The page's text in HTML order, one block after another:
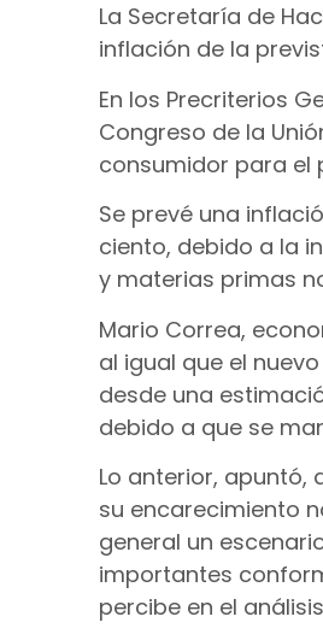
La Secretaría de
inflación de la
En los Precriterios
Congreso de la
consumidor para el
Se prevé una
ciento, debido a la
y materias primas
Mario Correa,
al igual que el
desde una
debido a que se
Lo anterior, apuntó,
su encarecimiento
general un
importantes
percibe en el